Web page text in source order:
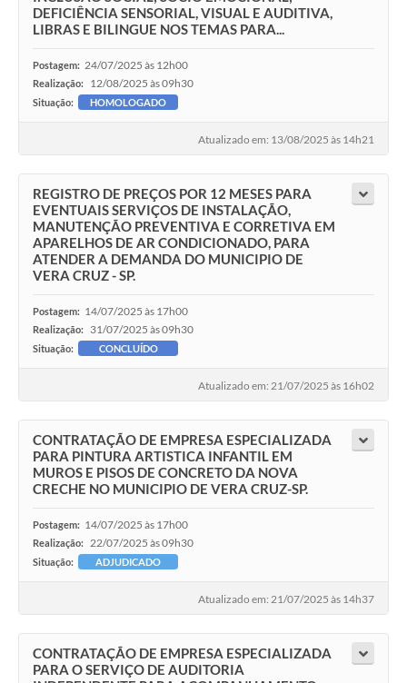
DEFICIÊNCIA SENSORIAL, VISUAL E AUDITIVA,
LIBRAS E BILINGUE NOS TEMAS PARA...
Postagem: 24/07/2025 às 12h00
Realização: 12/08/2025 às 09h30
Situação: HOMOLOGADO
Atualizado em: 13/08/2025 às 14h21
REGISTRO DE PREÇOS POR 12 MESES PARA
EVENTUAIS SERVIÇOS DE INSTALAÇÃO,
MANUTENÇÃO PREVENTIVA E CORRETIVA EM
APARELHOS DE AR CONDICIONADO, PARA
ATENDER A DEMANDA DO MUNICIPIO DE
VERA CRUZ - SP.
Postagem: 14/07/2025 às 17h00
Realização: 31/07/2025 às 09h30
Situação: CONCLUÍDO
Atualizado em: 21/07/2025 às 16h02
CONTRATAÇÃO DE EMPRESA ESPECIALIZADA
PARA PINTURA ARTISTICA INFANTIL EM
MUROS E PISOS DE CONCRETO DA NOVA
CRECHE NO MUNICIPIO DE VERA CRUZ-SP.
Postagem: 14/07/2025 às 17h00
Realização: 22/07/2025 às 09h30
Situação: ADJUDICADO
Atualizado em: 21/07/2025 às 14h37
CONTRATAÇÃO DE EMPRESA ESPECIALIZADA
PARA O SERVIÇO DE AUDITORIA